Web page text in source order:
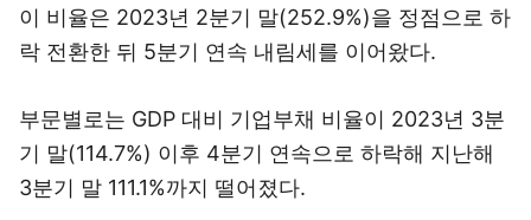
이 비율은 2023년 2분기 말(252.9%)을 정점으로 하
락 전환한 뒤 5분기 연속 내림세를 이어왔다.
부문별로는 GDP 대비 기업부채 비율이 2023년 3분
기 말(114.7%) 이후 4분기 연속으로 하락해 지난해
3분기 말 111.1%까지 떨어졌다.